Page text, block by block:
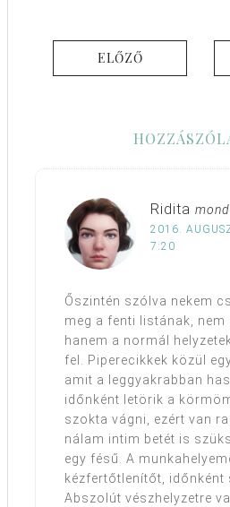
ELŐZŐ
Ridita
2016.
7:20
Őszintén szólva nekem
meg a fenti listának, nem
hanem a normál
fel. Piperecikkek közül
amit a leggyakrabban
időnként letörik a
szokta vágni, ezért van
nálam intim betét is
egy fésű. A
kézfertőtlenítőt, időnként
Abszolút vészhelyzetre